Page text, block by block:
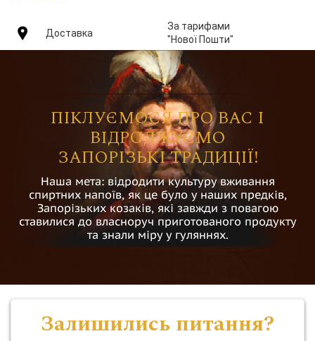
Доставка
За тарифами
"Нової Пошти"
ПІКЛУЄМОСЯ ПРО ВАС І
ВІДРОДЖУЄМО
ЗАПОРІЗЬКІ ТРАДИЦІЇ!
Наша мета: відродити культуру вживання
спиртних напоїв, як це було у наших предків,
Запорізьких козаків, які завжди з повагою
ставилися до власноруч приготованого продукту
та знали міру у гуляннях.
Залишились питання?